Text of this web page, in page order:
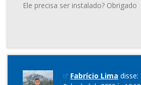
Ele precisa ser instalado? Obrigado
Fabrício Lima disse: